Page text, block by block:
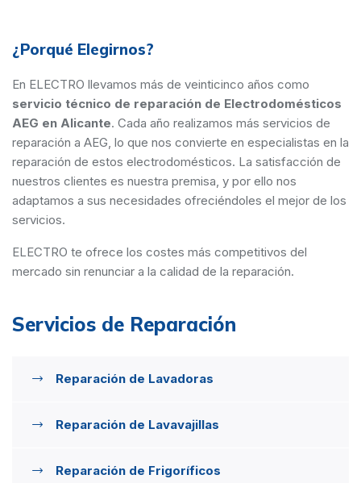
¿Porqué Elegirnos?
En ELECTRO llevamos más de veinticinco años como
servicio técnico de reparación de Electrodomésticos
AEG en Alicante. Cada año realizamos más servicios de
reparación a AEG, lo que nos convierte en especialistas en la
reparación de estos electrodomésticos. La satisfacción de
nuestros clientes es nuestra premisa, y por ello nos
adaptamos a sus necesidades ofreciéndoles el mejor de los
servicios.
ELECTRO te ofrece los costes más competitivos del
mercado sin renunciar a la calidad de la reparación.
Servicios de Reparación
Reparación de Lavadoras
Reparación de Lavavajillas
Reparación de Frigoríficos